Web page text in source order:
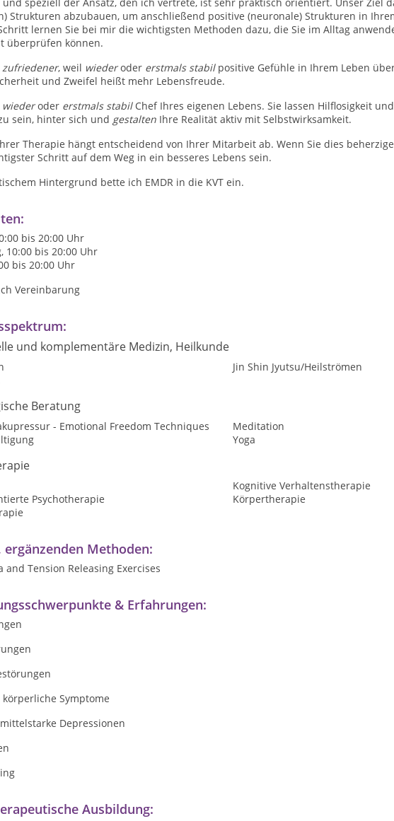
Strukturen abzubauen, um anschließend positive (neuronale) Strukturen in
lernen Sie bei mir die wichtigsten Methoden dazu, die Sie im Alltag
überprüfen können.
zufriedener, weil wiederoder erstmals stabil positive Gefühle in Ihrem Leben
und Zweifel heißt mehr Lebensfreude.
wiederoder erstmals stabil Chef Ihres eigenen Lebens. Sie lassen Hilflosigkeit
sein, hinter sich und gestalten Ihre Realität aktiv mit Selbstwirksamkeit.
Therapie hängt entscheidend von Ihrer Mitarbeit ab. Wenn Sie dies
Schritt auf dem Weg in ein besseres Lebens sein.
Hintergrund bette ich EMDR in die KVT ein.
bis 20:00 Uhr
10:00 bis 20:00 Uhr
bis 20:00 Uhr
Vereinbarung
und komplementäre Medizin, Heilkunde
Jin Shin Jyutsu/Heilströmen
Beratung
- Emotional Freedom Techniques
Meditation
Yoga
Kognitive Verhaltenstherapie
Psychotherapie
Körpertherapie
ergänzenden Methoden:
and Tension Releasing Exercises
& Erfahrungen:
körperliche Symptome
Depressionen
Ausbildung: